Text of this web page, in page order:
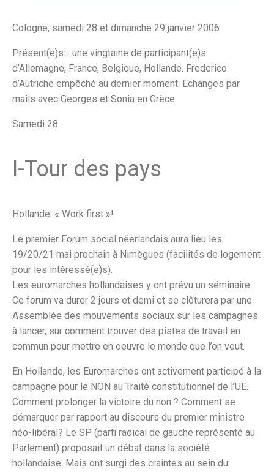
Cologne, samedi 28 et dimanche 29 janvier 2006
Présent(e)s: : une vingtaine de participant(e)s
d’Allemagne, France, Belgique, Hollande. Frederico
d’Autriche empêché au dernier moment. Echanges par
mails avec Georges et Sonia en Grèce.
Samedi 28
I-Tour des pays
Hollande: « Work first »!
Le premier Forum social néerlandais aura lieu les
19/20/21 mai prochain à Nimègues (facilités de logement
pour les intéressé(e)s).
Les euromarches hollandaises y ont prévu un séminaire.
Ce forum va durer 2 jours et demi et se clôturera par une
Assemblée des mouvements sociaux sur les campagnes
à lancer, sur comment trouver des pistes de travail en
commun pour mettre en oeuvre le monde que l’on veut.
En Hollande, les Euromarches ont activement participé à la
campagne pour le NON au Traité constitutionnel de l’UE.
Comment prolonger la victoire du non ? Comment se
démarquer par rapport au discours du premier ministre
néo-libéral? Le SP (parti radical de gauche représenté au
Parlement) proposait un débat dans la société
hollandaise. Mais ont surgi des craintes au sein du